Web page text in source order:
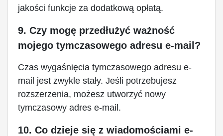
jakości funkcje za dodatkową opłatą.
9. Czy mogę przedłużyć ważność
mojego tymczasowego adresu e-mail?
Czas wygaśnięcia tymczasowego adresu e-
mail jest zwykle stały. Jeśli potrzebujesz
rozszerzenia, możesz utworzyć nowy
tymczasowy adres e-mail.
10. Co dzieje się z wiadomościami e-